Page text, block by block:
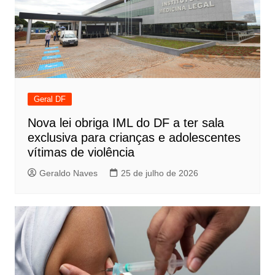
Geral DF
Nova lei obriga IML do DF a ter sala
exclusiva para crianças e adolescentes
vítimas de violência
Geraldo Naves 25 de julho de 2026